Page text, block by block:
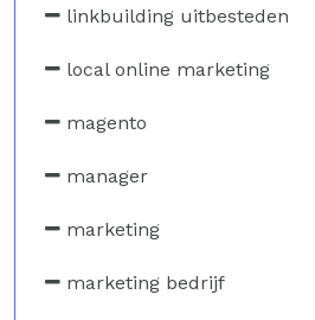
linkbuilding uitbesteden
local online marketing
magento
manager
marketing
marketing bedrijf